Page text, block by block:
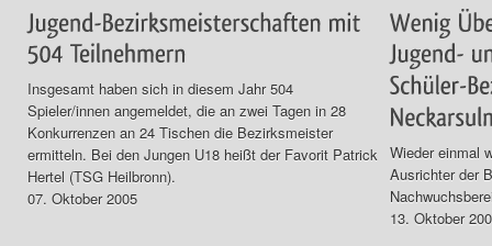
Insgesamt haben sich in diesem Jahr 504
Spieler/innen angemeldet, die an zwei Tagen in 28
Konkurrenzen an 24 Tischen die Bezirksmeister
ermitteln. Bei den Jungen U18 heißt der Favorit Patrick
Hertel (TSG Heilbronn).
07. Oktober 2005
Wieder einmal
Ausrichter der
13. Oktober